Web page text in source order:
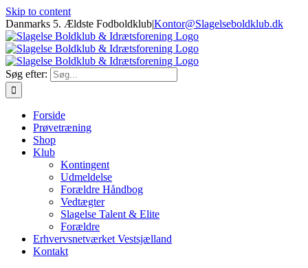
Skip to content
Danmarks 5. Ældste Fodboldklub|Kontor@Slagelseboldklub.dk
Søg efter:
Forside
Prøvetræning
Shop
Klub
Kontingent
Udmeldelse
Forældre Håndbog
Vedtægter
Slagelse Talent & Elite
Forældre
Erhvervsnetværket Vestsjælland
Kontakt